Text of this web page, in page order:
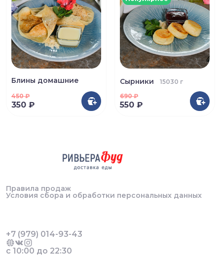
Блины домашние
450₽
350 ₽
Сырники
15030 г
690₽
550 ₽
Правила продаж
Условия сбора и обработки персональных данных
+7 (979) 014-93-43
с 10:00 до 22:30